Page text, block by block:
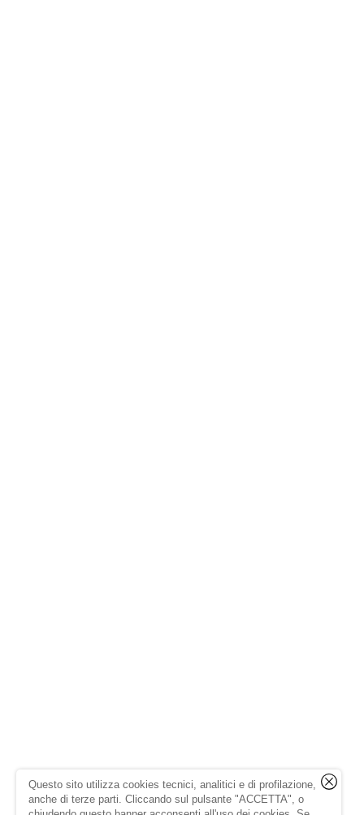
Questo sito utilizza cookies tecnici, analitici e di profilazione,
anche di terze parti. Cliccando sul pulsante "ACCETTA", o